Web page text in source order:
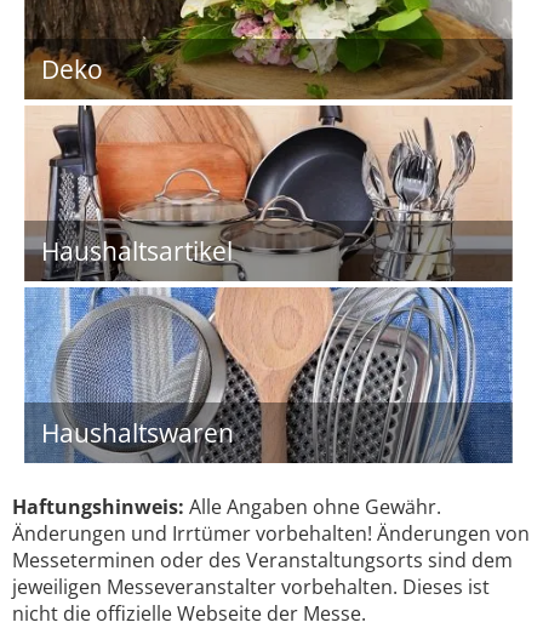
Deko
Haushaltsartikel
Haushaltswaren
Haftungshinweis: Alle Angaben ohne Gewähr.
Änderungen und Irrtümer vorbehalten! Änderungen von
Messeterminen oder des Veranstaltungsorts sind dem
jeweiligen Messeveranstalter vorbehalten. Dieses ist
nicht die offizielle Webseite der Messe.